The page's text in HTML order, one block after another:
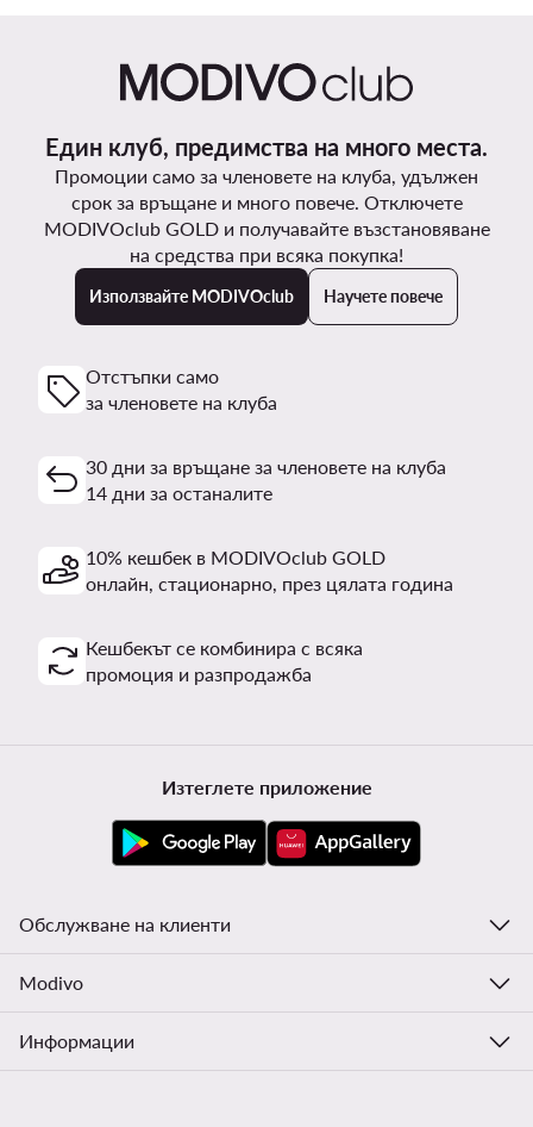
Един клуб, предимства на много места.
Промоции само за членовете на клуба, удължен
срок за връщане и много повече. Отключете
MODIVOclub GOLD и получавайте възстановяване
на средства при всяка покупка!
Използвайте MODIVOclub Научете повече
Отстъпки само
за членовете на клуба
30 дни за връщане за членовете на клуба
14 дни за останалите
10% кешбек в MODIVOclub GOLD
онлайн, стационарно, през цялата година
Кешбекът се комбинира с всяка
промоция и разпродажба
Изтеглете приложение
Обслужване на клиенти
Modivo
Информации